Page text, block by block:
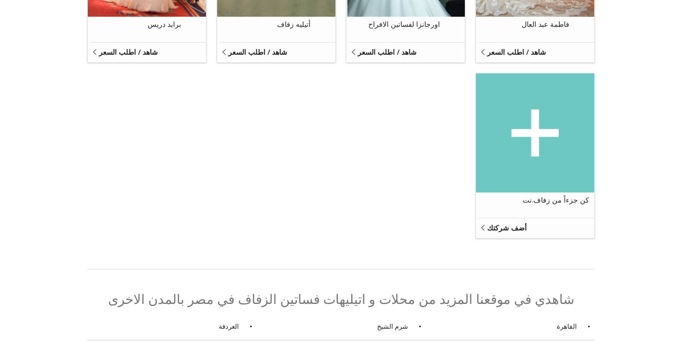
5
فاطمة عبد العال
شاهد / اطلب السعر
11
اورجانزا لفساتين الافراح
شاهد / اطلب السعر
أتيليه زفاف
شاهد / اطلب السعر
12
برايد دريس
شاهد / اطلب السعر
كن جزءاً من زفاف.نت
أضف شركتك
شاهدي في موقعنا المزيد من محلات و اتيليهات فساتين الزفاف في مصر بالمدن الاخرى
القاهرة شرم الشيخ الغردقة